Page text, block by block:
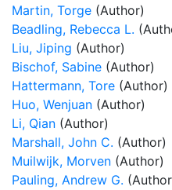
Martin, Torge (Author)
Beadling, Rebecca L.
Liu, Jiping (Author)
Bischof, Sabine (Author)
Hattermann, Tore (Author)
Huo, Wenjuan (Author)
Li, Qian (Author)
Marshall, John C. (Author)
Muilwijk, Morven (Author)
Pauling, Andrew G.